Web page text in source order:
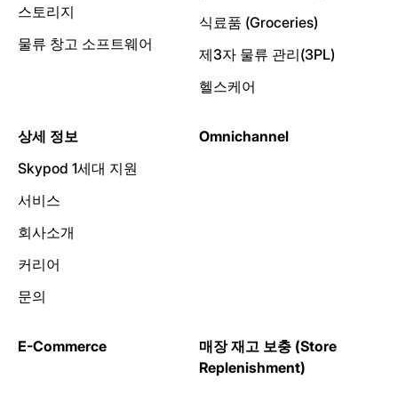
스토리지
물류 창고 소프트웨어
식료품 (Groceries)
제3자 물류 관리(3PL)
헬스케어
상세 정보
Skypod 1세대 지원
서비스
회사소개
커리어
문의
Omnichannel
E-Commerce
매장 재고 보충 (Store
Replenishment)